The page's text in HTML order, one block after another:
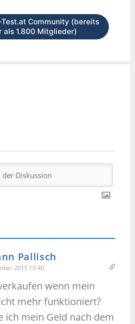
Community (bereits
als 1.800 Mitglieder)
Pallisch
2015 13:40
wenn mein
mehr funktioniert?
ich mein Geld nach dem